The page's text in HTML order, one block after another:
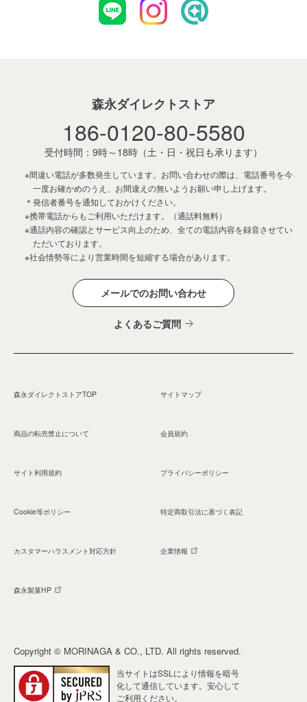
森永ダイレクトストア
186-0120-80-5580
受付時間：9時～18時 （土・日・祝日も承ります）
※間違い電話が多数発生しています。お問い合わせの際は、電話番号を今
一度お確かめのうえ、お間違えの無いようお願い申し上げます。
＊発信者番号を通知しておかけください。
※携帯電話からもご利用いただけます。（通話料無料）
※通話内容の確認とサービス向上のため、全ての電話内容を録音させてい
ただいております。
※社会情勢等により営業時間を短縮する場合があります。
メールでのお問い合わせ
よくあるご質問
森永ダイレクトストアTOP サイトマップ
商品の転売禁止について 会員規約
サイト利用規約 プライバシーポリシー
Cookie等ポリシー 特定商取引法に基づく表記
カスタマーハラスメント対応方針 企業情報
森永製菓HP
Copyright © MORINAGA & CO., LTD. All rights reserved.
当サイトはSSLにより情報を暗号
化して通信しています。安心して
ご利用ください。